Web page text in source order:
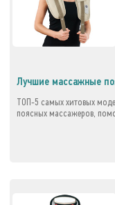
Лучшие массажные
ТОП-5 самых хитовых
поясных массажеров,